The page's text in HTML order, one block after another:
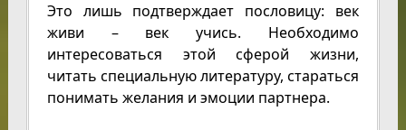
Это лишь подтверждает пословицу: век
живи – век учись. Необходимо
интересоваться этой сферой жизни,
читать специальную литературу, стараться
понимать желания и эмоции партнера.